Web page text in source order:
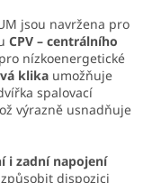
jsou navržena pro
CPV – centrálního
nízkoenergetické
klika umožňuje
spalovací
výrazně usnadňuje
i zadní napojení
dispozici